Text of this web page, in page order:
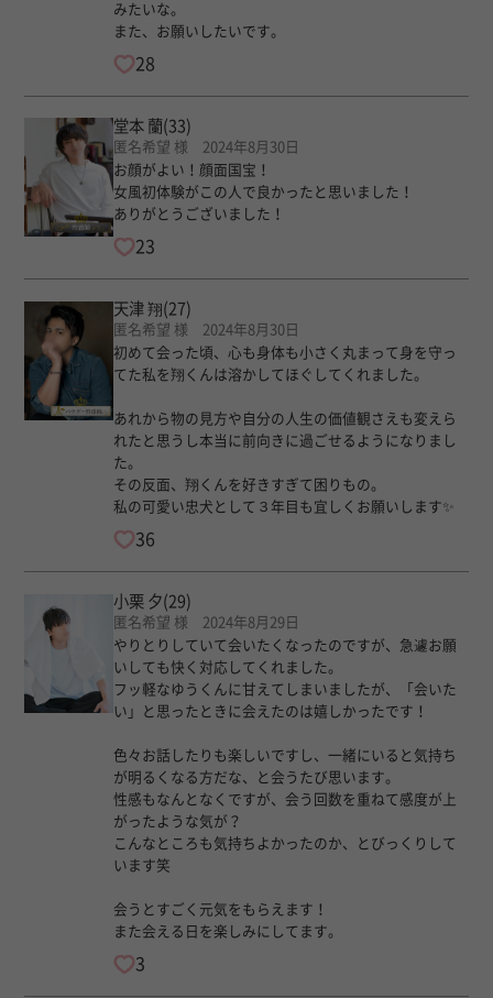
みたいな。
また、お願いしたいです。
28
堂本 蘭(33)
匿名希望 様 2024年8月30日
お顔がよい！顔面国宝！
女風初体験がこの人で良かったと思いました！
ありがとうございました！
23
天津 翔(27)
匿名希望 様 2024年8月30日
初めて会った頃、心も身体も小さく丸まって身を守っ
てた私を翔くんは溶かしてほぐしてくれました。
あれから物の見方や自分の人生の価値観さえも変えら
れたと思うし本当に前向きに過ごせるようになりまし
た。
その反面、翔くんを好きすぎて困りもの。
私の可愛い忠犬として３年目も宜しくお願いします✨
36
小栗 夕(29)
匿名希望 様 2024年8月29日
やりとりしていて会いたくなったのですが、急遽お願
いしても快く対応してくれました。
フッ軽なゆうくんに甘えてしまいましたが、「会いた
い」と思ったときに会えたのは嬉しかったです！
色々お話したりも楽しいですし、一緒にいると気持ち
が明るくなる方だな、と会うたび思います。
性感もなんとなくですが、会う回数を重ねて感度が上
がったような気が？
こんなところも気持ちよかったのか、とびっくりして
います笑
会うとすごく元気をもらえます！
また会える日を楽しみにしてます。
3